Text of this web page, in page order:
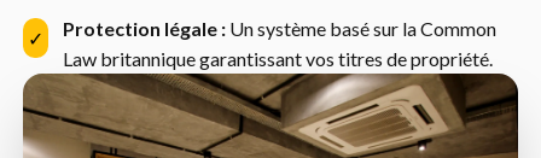
✓ Protection légale : Un système basé sur la Common
Law britannique garantissant vos titres de propriété.